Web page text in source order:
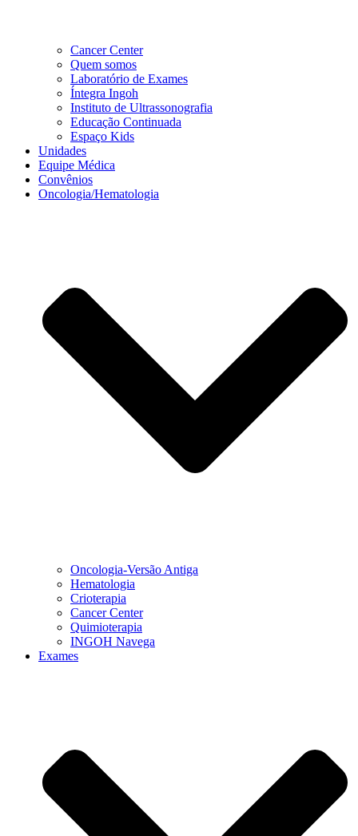
Cancer Center
Quem somos
Laboratório de Exames
Íntegra Ingoh
Instituto de Ultrassonografia
Educação Continuada
Espaço Kids
Unidades
Equipe Médica
Convênios
Oncologia/Hematologia
Oncologia-Versão Antiga
Hematologia
Crioterapia
Cancer Center
Quimioterapia
INGOH Navega
Exames